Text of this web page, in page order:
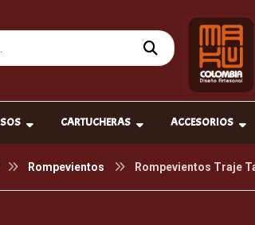
CARTUCHERAS ACCESORIOS
Rompevientos Rompevientos Traje